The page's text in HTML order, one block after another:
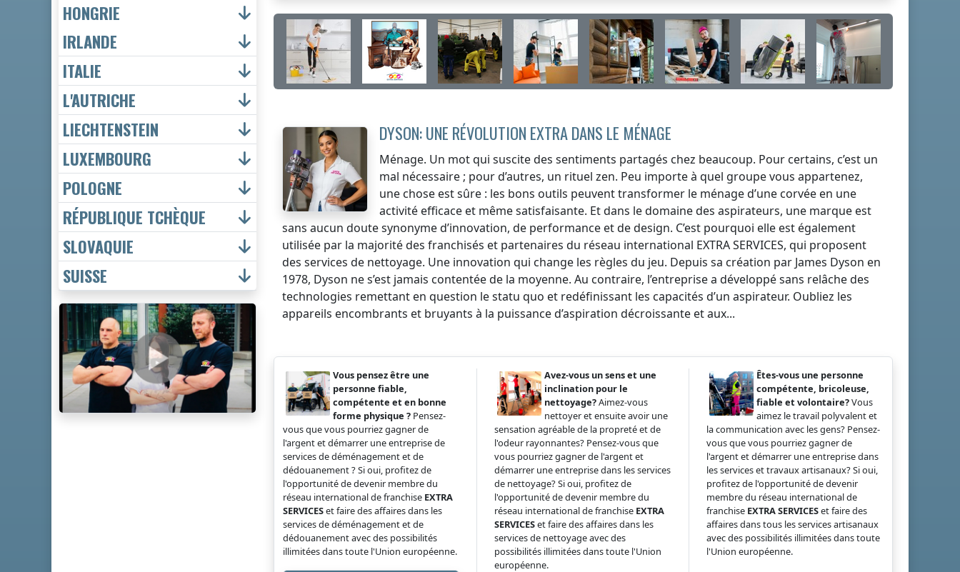
DYSON: UNE RÉVOLUTION EXTRA DANS LE MÉNAGE
Ménage. Un mot qui suscite des sentiments partagés chez beaucoup. Pour certains, c’est un
mal nécessaire ; pour d’autres, un rituel zen. Peu importe à quel groupe vous appartenez,
une chose est sûre : les bons outils peuvent transformer le ménage d’une corvée en une
activité efficace et même satisfaisante. Et dans le domaine des aspirateurs, une marque est
sans aucun doute synonyme d’innovation, de performance et de design. C’est pourquoi elle est également
utilisée par la majorité des franchisés et partenaires du réseau international EXTRA SERVICES, qui proposent
des services de nettoyage. Une innovation qui change les règles du jeu. Depuis sa création par James Dyson en
1978, Dyson ne s’est jamais contentée de la moyenne. Au contraire, l’entreprise a développé sans relâche des
technologies remettant en question le statu quo et redéfinissant les capacités d’un aspirateur. Oubliez les
appareils encombrants et bruyants à la puissance d’aspiration décroissante et aux...
Vous pensez être une
personne fiable,
compétente et en bonne
forme physique ? Pensez-
vous que vous pourriez gagner de
l'argent et démarrer une entreprise de
services de déménagement et de
dédouanement ? Si oui, profitez de
l'opportunité de devenir membre du
réseau international de franchise EXTRA
SERVICESet faire des affaires dans les
services de déménagement et de
dédouanement avec des possibilités
illimitées dans toute l'Union européenne.
Avez-vous un sens et une
inclination pour le
nettoyage?Aimez-vous
nettoyer et ensuite avoir une
sensation agréable de la propreté et de
l'odeur rayonnantes? Pensez-vous que
vous pourriez gagner de l'argent et
démarrer une entreprise dans les services
de nettoyage? Si oui, profitez de
l'opportunité de devenir membre du
réseau international de franchise EXTRA
SERVICESet faire des affaires dans les
services de nettoyage avec des
possibilités illimitées dans toute l'Union
européenne.
Êtes-vous une personne
compétente, bricoleuse,
fiable et volontaire?Vous
aimez le travail polyvalent et
la communication avec les gens? Pensez-
vous que vous pourriez gagner de
l'argent et démarrer une entreprise dans
les services et travaux artisanaux? Si oui,
profitez de l'opportunité de devenir
membre du réseau international de
franchise EXTRA SERVICESet faire des
affaires dans tous les services artisanaux
avec des possibilités illimitées dans toute
l'Union européenne.
HONGRIE
IRLANDE
ITALIE
L'AUTRICHE
LIECHTENSTEIN
LUXEMBOURG
POLOGNE
RÉPUBLIQUE TCHÈQUE
SLOVAQUIE
SUISSE